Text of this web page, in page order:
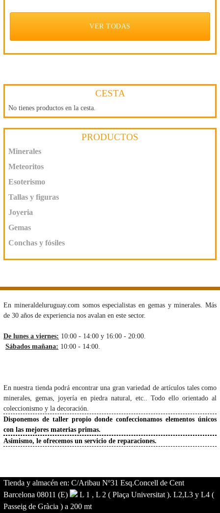
VER TODAS
CESTA
No tienes productos en la cesta.
PRODUCTOS
Minerales
Meteoritos
Esoterismo
Tallas y figuras
Joyeria
Gemas
Conchas y fósiles
En mineraldeluruguay.com somos especialistas en gemas y minerales. Más
de 30 años de experiencia nos avalan en este sector.
De lunes a viernes: 10:00 - 14:00 y 16:00 - 20:00.
Sábados mañana: 10:00 - 14:00.
En nuestra tienda podrá encontrar una gran variedad de artículos tales como
minerales, gemas, joyería en piedra natural, etc.. Todo ello orientado al
coleccionismo y la decoración.
Disponemos de taller propio donde confeccionamos elementos únicos
con las mejores materias primas.
Asimismo, le ofrecemos un servicio de reparaciones.
Tienda y almacén en: C/Aribau Nº31 Esq.Concell de Cent
Barcelona 08011 (E)
L 1 , L 2 ( Plaça Universitat ). L2,L3 y L4 (
Passeig de Gràcia ) a 200 mt